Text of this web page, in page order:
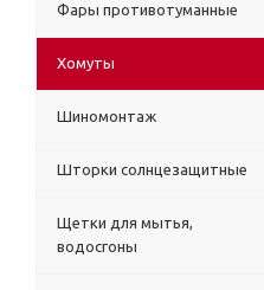
Фары противотуманные
Хомуты
Шиномонтаж
Шторки солнцезащитные
Щетки для мытья,
водосгоны